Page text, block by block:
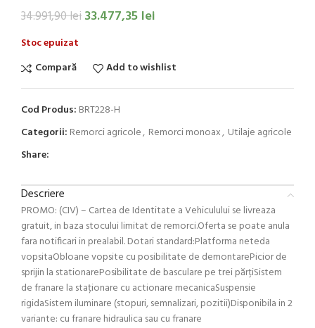
34.991,90lei33.477,35 lei
Stoc epuizat
Compară
Add to wishlist
Cod Produs: BRT228-H
Categorii: Remorci agricole, Remorci monoax, Utilaje agricole
Share:
Descriere
PROMO: (CIV) – Cartea de Identitate a Vehiculului se livreaza
gratuit, in baza stocului limitat de remorci.Oferta se poate anula
fara notificari in prealabil. Dotari standard:Platforma neteda
vopsitaObloane vopsite cu posibilitate de demontarePicior de
sprijin la stationarePosibilitate de basculare pe trei părțiSistem
de franare la staționare cu actionare mecanicaSuspensie
rigidaSistem iluminare (stopuri, semnalizari, pozitii)Disponibila in 2
variante: cu franare hidraulica sau cu franare